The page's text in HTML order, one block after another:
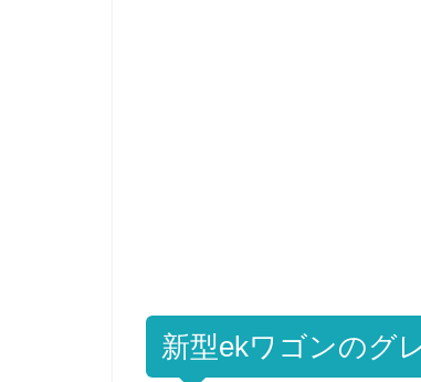
新型ekワゴンのグ